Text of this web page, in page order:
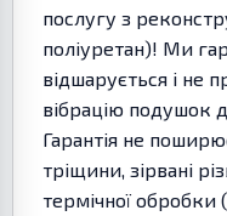
послугу з
поліуретан)! Ми
відшарується і не
вібрацію подушок
Гарантія не
тріщини, зірвані
термічної